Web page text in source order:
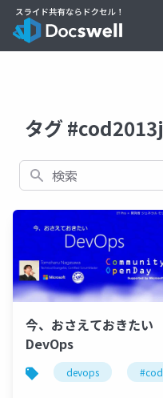
タグ
検索
今、おさえておきたい
DevOps
devops